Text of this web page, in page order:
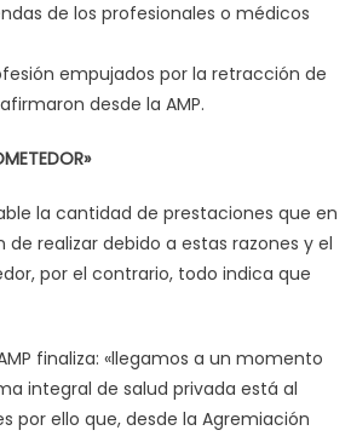
de los profesionales o médicos
empujados por la retracción de
desde la AMP.
la cantidad de prestaciones que en
realizar debido a estas razones y el
por el contrario, todo indica que
finaliza: «llegamos a un momento
integral de salud privada está al
por ello que, desde la Agremiación